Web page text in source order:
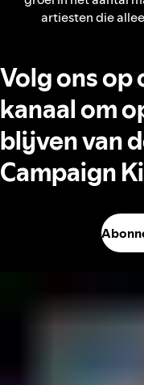
artiesten die
Volg ons op
kanaal om
blijven van
Campaign